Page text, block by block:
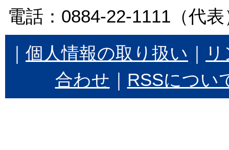
電話：0884-22-1111（代
｜ 個人情報の取り扱い ｜
合わせ ｜ RSSについ